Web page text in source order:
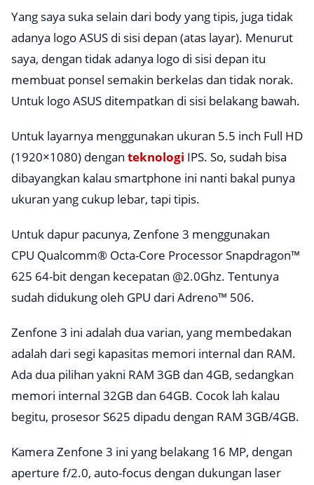
Yang saya suka selain dari body yang tipis, juga tidak
adanya logo ASUS di sisi depan (atas layar). Menurut
saya, dengan tidak adanya logo di sisi depan itu
membuat ponsel semakin berkelas dan tidak norak.
Untuk logo ASUS ditempatkan di sisi belakang bawah.
Untuk layarnya menggunakan ukuran 5.5 inch Full HD
(1920×1080) dengan teknologi IPS. So, sudah bisa
dibayangkan kalau smartphone ini nanti bakal punya
ukuran yang cukup lebar, tapi tipis.
Untuk dapur pacunya, Zenfone 3 menggunakan
CPU Qualcomm® Octa-Core Processor Snapdragon™
625 64-bit dengan kecepatan @2.0Ghz. Tentunya
sudah didukung oleh GPU dari Adreno™ 506.
Zenfone 3 ini adalah dua varian, yang membedakan
adalah dari segi kapasitas memori internal dan RAM.
Ada dua pilihan yakni RAM 3GB dan 4GB, sedangkan
memori internal 32GB dan 64GB. Cocok lah kalau
begitu, prosesor S625 dipadu dengan RAM 3GB/4GB.
Kamera Zenfone 3 ini yang belakang 16 MP, dengan
aperture f/2.0, auto-focus dengan dukungan laser